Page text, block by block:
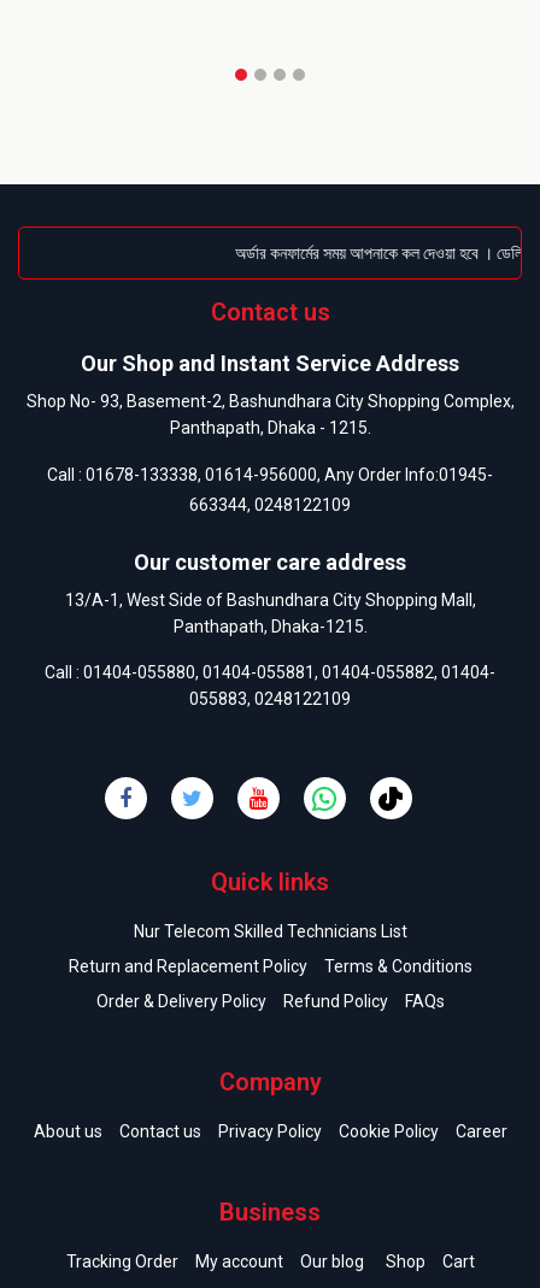
অর্ডার কনফার্মের সময় আপনাকে কল দেওয়া হবে ।
Contact us
Our Shop and Instant Service Address
Shop No- 93, Basement-2, Bashundhara City Shopping Complex,
Panthapath, Dhaka - 1215.
Call : 01678-133338, 01614-956000, Any Order Info:01945-
663344, 0248122109
Our customer care address
13/A-1, West Side of Bashundhara City Shopping Mall,
Panthapath, Dhaka-1215.
Call : 01404-055880, 01404-055881, 01404-055882, 01404-
055883, 0248122109
Quick links
Nur Telecom Skilled Technicians List
Return and Replacement Policy
Terms & Conditions
Order & Delivery Policy
Refund Policy FAQs
Company
About us Contact us Privacy Policy Cookie Policy Career
Business
Tracking Order My account Our blog Shop Cart